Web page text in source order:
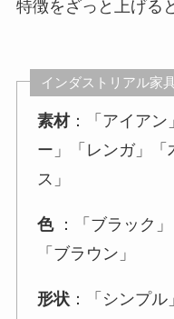
特徴をざっと上げる
インダストリアル家
素材：「アイアン
ー」「レンガ」「
ス」
色：「ブラック」
「ブラウン」
形状 ：「シンプル